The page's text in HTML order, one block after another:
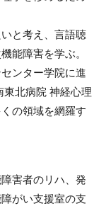
と考え、言語聴
能障害を学ぶ。
ンター学院に進
北病院 神経心理
の領域を網羅す
害者のリハ、発
がい支援室の支